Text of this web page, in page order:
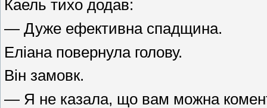
Каель тихо додав:
— Дуже ефективна спадщина.
Еліана повернула голову.
Він замовк.
— Я не казала, що вам можна